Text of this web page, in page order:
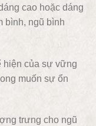
cao hoặc dáng
bình, ngũ bình
hiện của sự vững
muốn sự ổn
trưng cho ngũ